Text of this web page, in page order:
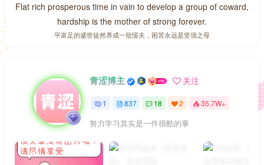
Flat rich prosperous time in vain to develop a group of coward,
hardship is the mother of strong forever.
平富足的盛世徒然养成一批懦夫，困苦永远是坚强之母
青涩博主 关注
1 837 18 2 35.7W+
努力学习其实是一件很酷的事